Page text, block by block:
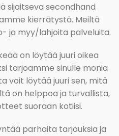
sijaitseva secondhand
kierrätystä. Meiltä
ja myy/lahjoita palveluita.
on löytää juuri oikea
tarjoamme sinulle monia
voit löytää juuri sen, mitä
on helppoa ja turvallista,
suoraan kotiisi.
parhaita tarjouksia ja